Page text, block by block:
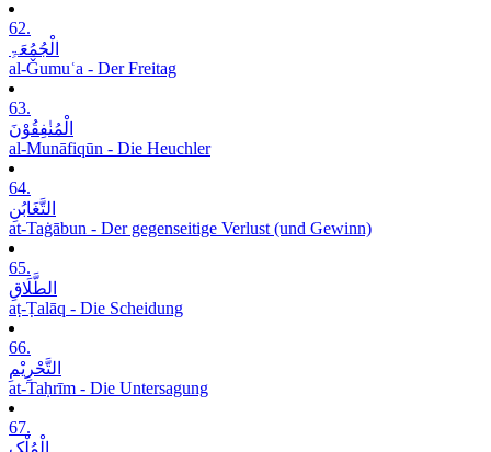
62.
الْجُمُعَۃِ
al-Ǧumuʿa - Der Freitag
63.
الْمُنٰفِقُوْنَ
al-Munāfiqūn - Die Heuchler
64.
التَّغَابُنِ
at-Taġābun - Der gegenseitige Verlust (und Gewinn)
65.
الطَّلَاقِ
aṭ-Ṭalāq - Die Scheidung
66.
التَّحْرِیْمِ
at-Taḥrīm - Die Untersagung
67.